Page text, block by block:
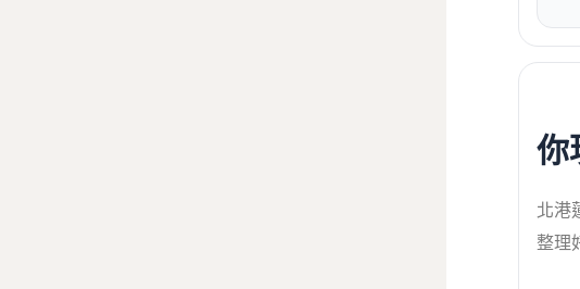
你
北港
整理